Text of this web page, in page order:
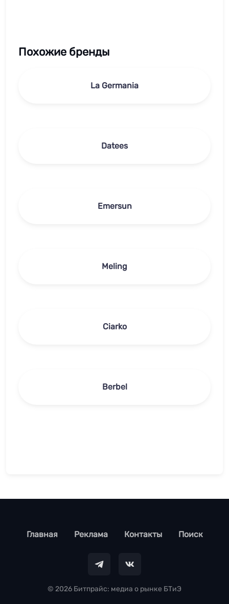
Похожие бренды
La Germania
Datees
Emersun
Meling
Ciarko
Berbel
footer
Главная Реклама Контакты Поиск
© 2026 Битпрайс: медиа о рынке БТиЭ